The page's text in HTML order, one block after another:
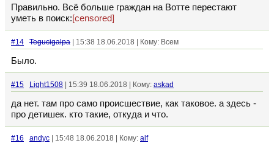
Правильно. Всё больше граждан на Вотте перестают
уметь в поиск:[censored]
#14 Tegucigalpa | 15:38 18.06.2018 | Кому: Всем
Было.
#15 Light1508 | 15:39 18.06.2018 | Кому: askad
да нет. там про само происшествие, как таковое. а здесь -
про детишек. кто такие, откуда и что.
#16 andyc | 15:48 18.06.2018 | Кому: alf